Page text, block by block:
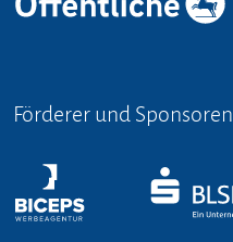
Förderer und Sponsoren